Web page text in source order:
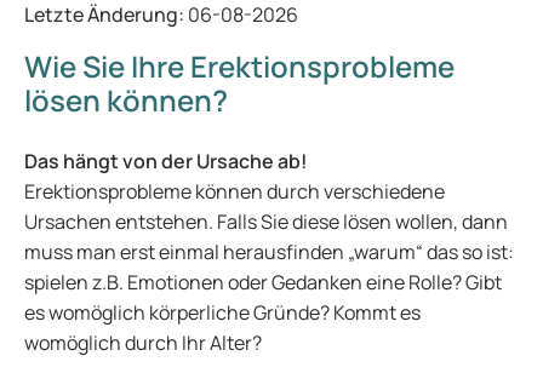
Letzte Änderung: 06-08-2026
Wie Sie Ihre Erektionsprobleme
lösen können?
Das hängt von der Ursache ab!
Erektionsprobleme können durch verschiedene
Ursachen entstehen. Falls Sie diese lösen wollen, dann
muss man erst einmal herausfinden „warum“ das so ist:
spielen z.B. Emotionen oder Gedanken eine Rolle? Gibt
es womöglich körperliche Gründe? Kommt es
womöglich durch Ihr Alter?